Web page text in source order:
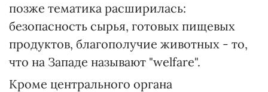
позже тематика расширилась:
безопасность сырья, готовых пищевых
продуктов, благополучие животных - то,
что на Западе называют "welfare".
Кроме центрального органа